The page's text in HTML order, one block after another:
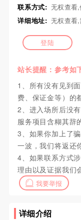
联系方式: 无权查看
详细地址: 无权查看
登陆
站长提醒：参考如
1、所有没有见到
费、保证金等）的
2、进入场所后没
服务项目含糊其辞
3、如果你加上了
一波，我们将返还
4、如果联系方式
理由以及证据我们
我要举报
详细介绍